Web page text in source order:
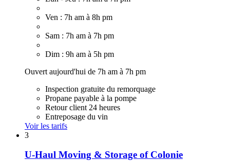
Ven : 7h am à 8h pm
Sam : 7h am à 7h pm
Dim : 9h am à 5h pm
Ouvert aujourd'hui de 7h am à 7h pm
Inspection gratuite du remorquage
Propane payable à la pompe
Retour client 24 heures
Entreposage du vin
Voir les tarifs
3
U-Haul Moving & Storage of Colonie